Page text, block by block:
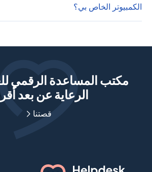
الكمبيوتر الخاص بي؟
مكتب المساعدة الرقمي
الرعاية عن بعد
قصتنا